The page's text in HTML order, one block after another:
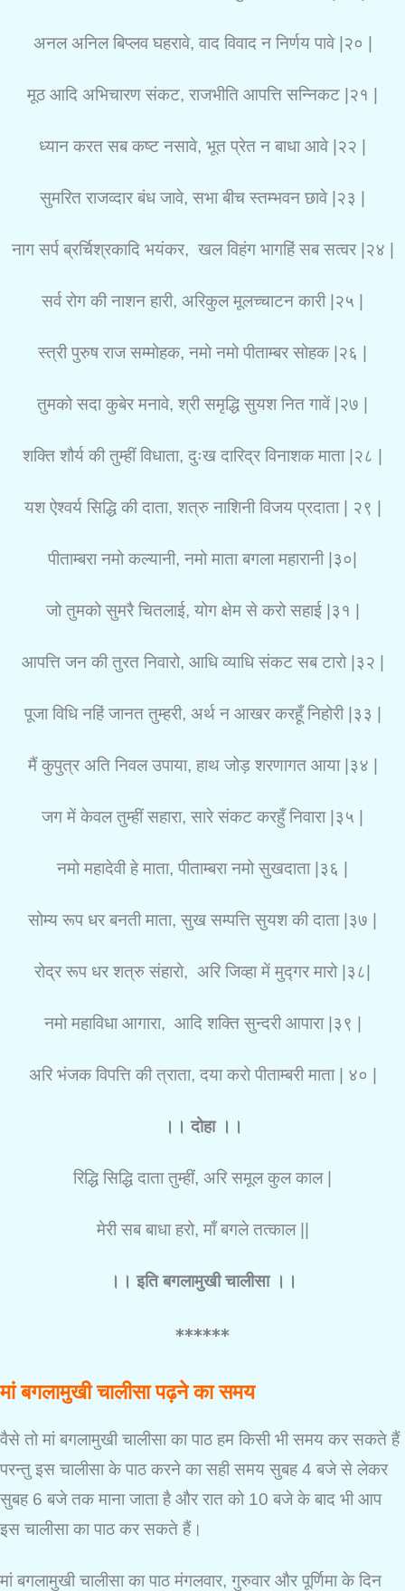
अनल अनिल बिप्लव घहरावे, वाद विवाद न निर्णय पावे |२० |
मूठ आदि अभिचारण संकट, राजभीति आपत्ति सन्निकट |२१ |
ध्यान करत सब कष्ट नसावे, भूत प्रेत न बाधा आवे |२२ |
सुमरित राजव्दार बंध जावे, सभा बीच स्तम्भवन छावे |२३ |
नाग सर्प ब्रर्चिश्रकादि भयंकर, खल विहंग भागहिं सब सत्वर |२४ |
सर्व रोग की नाशन हारी, अरिकुल मूलच्चाटन कारी |२५ |
स्त्री पुरुष राज सम्मोहक, नमो नमो पीताम्बर सोहक |२६ |
तुमको सदा कुबेर मनावे, श्री समृद्धि सुयश नित गावें |२७ |
शक्ति शौर्य की तुम्हीं विधाता, दुःख दारिद्र विनाशक माता |२८ |
यश ऐश्वर्य सिद्धि की दाता, शत्रु नाशिनी विजय प्रदाता | २९ |
पीताम्बरा नमो कल्यानी, नमो माता बगला महारानी |३०|
जो तुमको सुमरै चितलाई, योग क्षेम से करो सहाई |३१ |
आपत्ति जन की तुरत निवारो, आधि व्याधि संकट सब टारो |३२ |
पूजा विधि नहिं जानत तुम्हरी, अर्थ न आखर करहूँ निहोरी |३३ |
मैं कुपुत्र अति निवल उपाया, हाथ जोड़ शरणागत आया |३४ |
जग में केवल तुम्हीं सहारा, सारे संकट करहुँ निवारा |३५ |
नमो महादेवी हे माता, पीताम्बरा नमो सुखदाता |३६ |
सोम्य रूप धर बनती माता, सुख सम्पत्ति सुयश की दाता |३७ |
रोद्र रूप धर शत्रु संहारो, अरि जिव्हा में मुद्गर मारो |३८|
नमो महाविधा आगारा, आदि शक्ति सुन्दरी आपारा |३९ |
अरि भंजक विपत्ति की त्राता, दया करो पीताम्बरी माता | ४० |
।। दोहा ।।
रिद्धि सिद्धि दाता तुम्हीं, अरि समूल कुल काल |
मेरी सब बाधा हरो, माँ बगले तत्काल ||
।। इति बगलामुखी चालीसा ।।
******
मां बगलामुखी चालीसा पढ़ने का समय
वैसे तो मां बगलामुखी चालीसा का पाठ हम किसी भी समय कर सकते हैं
परन्तु इस चालीसा के पाठ करने का सही समय सुबह 4 बजे से लेकर
सुबह 6 बजे तक माना जाता है और रात को 10 बजे के बाद भी आप
इस चालीसा का पाठ कर सकते हैं।
मां बगलामुखी चालीसा का पाठ मंगलवार, गुरुवार और पूर्णिमा के दिन